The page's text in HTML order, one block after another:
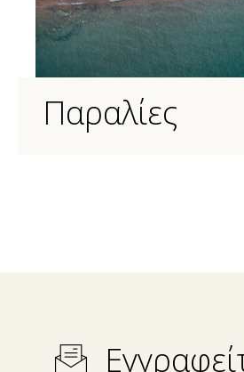
Παραλίες